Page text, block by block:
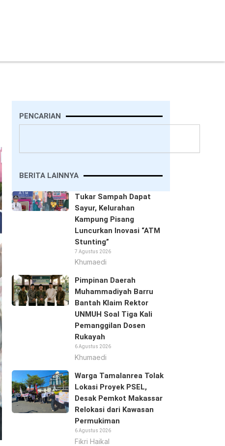
PENCARIAN
BERITA LAINNYA
Tukar Sampah Dapat
Sayur, Kelurahan
Kampung Pisang
Luncurkan Inovasi “ATM
Stunting”
7 Agustus 2026
Khumaedi
Pimpinan Daerah
Muhammadiyah Barru
Bantah Klaim Rektor
UNMUH Soal Tiga Kali
Pemanggilan Dosen
Rukayah
6 Agustus 2026
Khumaedi
Warga Tamalanrea Tolak
Lokasi Proyek PSEL,
Desak Pemkot Makassar
Relokasi dari Kawasan
Permukiman
6 Agustus 2026
Fikri Haikal